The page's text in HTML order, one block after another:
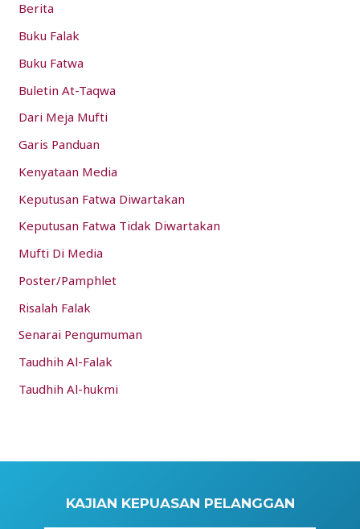
f
o
r
:
Berita
Buku Falak
Buku Fatwa
Buletin At-Taqwa
Dari Meja Mufti
Garis Panduan
Kenyataan Media
Keputusan Fatwa Diwartakan
Keputusan Fatwa Tidak Diwartakan
Mufti Di Media
Poster/Pamphlet
Risalah Falak
Senarai Pengumuman
Taudhih Al-Falak
Taudhih Al-hukmi
KAJIAN KEPUASAN PELANGGAN